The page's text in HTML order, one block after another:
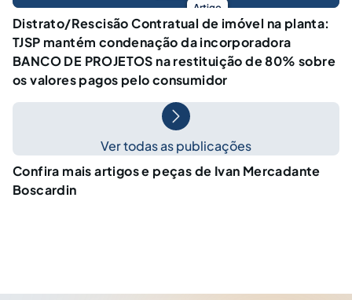
Artigo
Distrato/Rescisão Contratual de imóvel na planta:
TJSP mantém condenação da incorporadora
BANCO DE PROJETOS na restituição de 80% sobre
os valores pagos pelo consumidor
Ver todas as publicações
Confira mais artigos e peças de Ivan Mercadante
Boscardin